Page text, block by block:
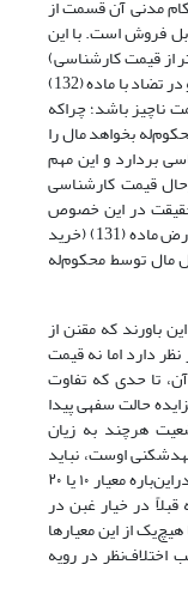
قانون اجرای احکام مدنی آن قسمت از
فروش است. با این
از قیمت کارشناسی)
بدانیم و عمل کنیم برخلاف مصلحت محکوم‌علیه و در تضاد با ماده (132)
ناچیز باشد؛ چراکه
بخواهد مال را
بردارد و این مهم
قیمت کارشناسی
1384: 709-708). درحقیقت در این خصوص
نه‌تنها با ابهام و اجمال قانون مواجه‌ایم بلکه با تعارض ماده (131) (خرید
هر قیمت) با ماده (132) (قبول مال توسط محکوم‌له
باورند که مقنن از
دارد اما نه قیمت
تا حدی که تفاوت
حالت سفهی پیدا
هرچند به زیان
اوست، نباید
گلایه کند (خدابخشی، 1393: 413). شاید بتوان در‌این‌باره معیار ۱۰ یا ۲۰
در خیار غبن در
از این معیارها
اختلاف‌نظر در رویه